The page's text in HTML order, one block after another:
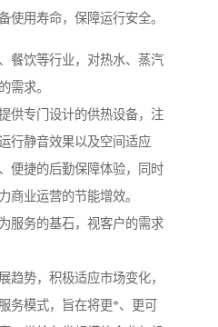
使用寿命，保障运行安全。
餐饮等行业，对热水、蒸汽
需求。
供专门设计的供热设备，注
行静音效果以及空间适应
便捷的后勤保障体验，同时
商业运营的节能增效。
服务的基石，视客户的需求
趋势，积极适应市场变化，
务模式，旨在将更*、更可